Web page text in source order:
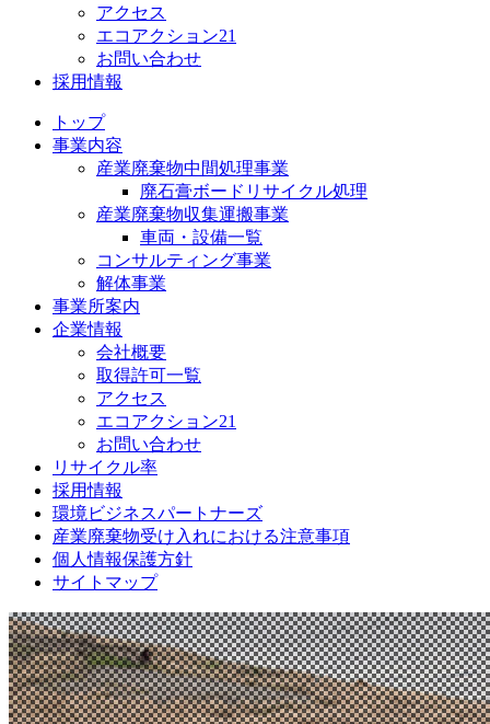
アクセス
エコアクション21
お問い合わせ
採用情報
トップ
事業内容
産業廃棄物中間処理事業
廃石膏ボードリサイクル処理
産業廃棄物収集運搬事業
車両・設備一覧
コンサルティング事業
解体事業
事業所案内
企業情報
会社概要
取得許可一覧
アクセス
エコアクション21
お問い合わせ
リサイクル率
採用情報
環境ビジネスパートナーズ
産業廃棄物受け入れにおける注意事項
個人情報保護方針
サイトマップ